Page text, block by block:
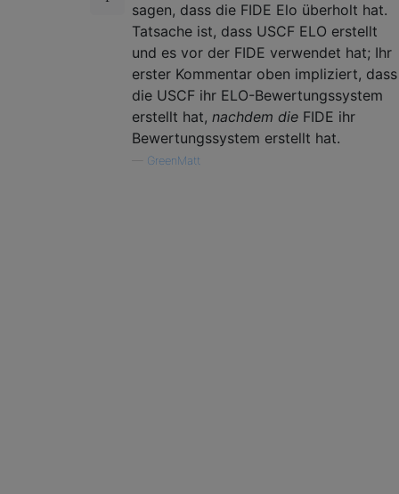
sagen, dass die FIDE Elo überholt hat.
Tatsache ist, dass USCF ELO erstellt
und es vor der FIDE verwendet hat; Ihr
erster Kommentar oben impliziert, dass
die USCF ihr ELO-Bewertungssystem
erstellt hat, nachdem die FIDE ihr
Bewertungssystem erstellt hat.
GreenMatt